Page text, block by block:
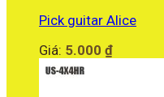
Pick guitar Alice
Giá: 5.000 ₫